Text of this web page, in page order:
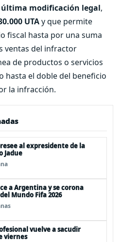
modificación legal,
UTAy que permite
fiscal hasta por una suma
ventas del infractor
de productos o servicios
hasta el doble del beneficio
la infracción.
al expresidente de la
Jadue
a Argentina y se corona
Mundo Fifa 2026
vuelve a sacudir
viernes